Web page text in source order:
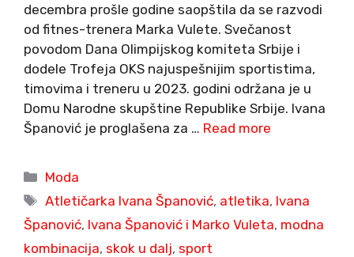
decembra prošle godine saopštila da se razvodi
od fitnes-trenera Marka Vulete. Svečanost
povodom Dana Olimpijskog komiteta Srbije i
dodele Trofeja OKS najuspešnijim sportistima,
timovima i treneru u 2023. godini održana je u
Domu Narodne skupštine Republike Srbije. Ivana
Španović je proglašena za … Read more
Categories
Moda
Tags
Atletičarka Ivana Španović, atletika, Ivana
Španović, Ivana Španović i Marko Vuleta, modna
kombinacija, skok u dalj, sport